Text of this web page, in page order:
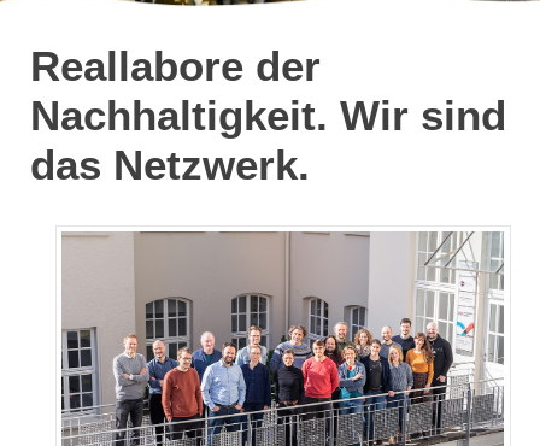
Reallabore der
Nachhaltigkeit. Wir sind
das Netzwerk.